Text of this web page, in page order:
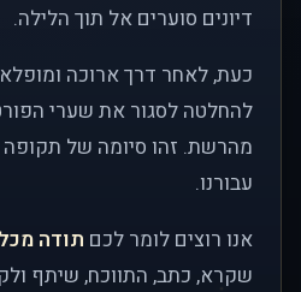
דיונים סוערים אל תוך הלילה.
כעת, לאחר דרך ארוכה
להחלטה לסגור את שערי
מהרשת. זהו סיומה של
עבורנו.
אנו רוצים לומר לכם תודה
שקרא, כתב, התווכח, שיתף